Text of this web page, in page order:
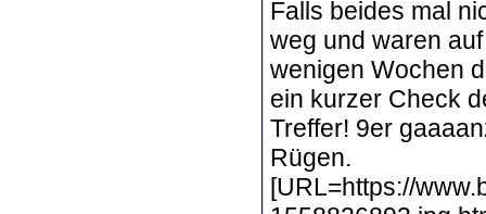
Falls beides mal
weg und waren
wenigen Wochen
ein kurzer Check
Treffer! 9er
Rügen.
[URL=https://